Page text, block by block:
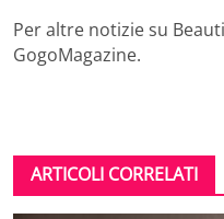
Per altre notizie su
GogoMagazine.
ARTICOLI CORRELATI